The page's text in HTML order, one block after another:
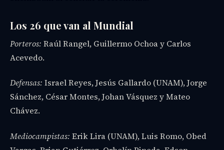
Los 26 que van al Mundial
Porteros: Raúl Rangel, Guillermo Ochoa y Carlos
Acevedo.
Defensas: Israel Reyes, Jesús Gallardo (UNAM), Jorge
Sánchez, César Montes, Johan Vásquez y Mateo
Chávez.
Mediocampistas: Erik Lira (UNAM), Luis Romo, Obed